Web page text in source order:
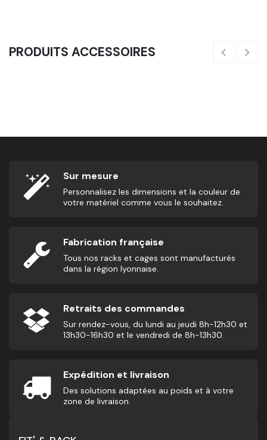
PRODUITS ACCESSOIRES
Sur mesure
Personnalisez les dimensions et la couleur de
votre matériel comme vous le souhaitez.
Fabrication française
Tous nos racks et cages sont manufacturés
dans la région lyonnaise.
Retraits des commandes
Sur rendez-vous, du lundi au jeudi 8h-12h30 et
13h30-16h30 et le vendredi de 8h-13h30.
Expédition et livraison
Des solutions adaptées au poids et à votre
zone de livraison.